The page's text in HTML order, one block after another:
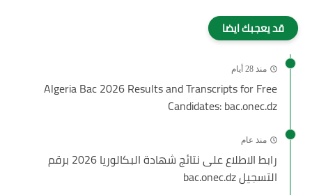
قد يعجبك ايضا
منذ 28 أيام
Algeria Bac 2026 Results and Transcripts for Free
Candidates: bac.onec.dz
منذ عام
رابط الاطلاع على نتائج شهادة البكالوريا 2026 برقم
التسجيل bac.onec.dz